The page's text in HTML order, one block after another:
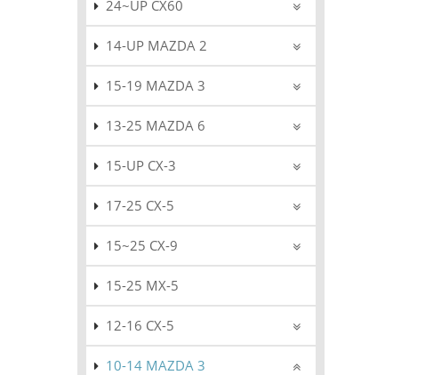
24~UP CX60
14-UP MAZDA 2
15-19 MAZDA 3
13-25 MAZDA 6
15-UP CX-3
17-25 CX-5
15~25 CX-9
15-25 MX-5
12-16 CX-5
10-14 MAZDA 3